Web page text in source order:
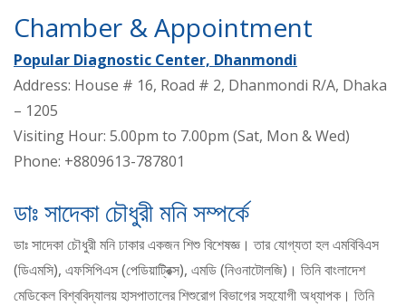
Chamber & Appointment
Popular Diagnostic Center, Dhanmondi
Address: House # 16, Road # 2, Dhanmondi R/A, Dhaka
– 1205
Visiting Hour: 5.00pm to 7.00pm (Sat, Mon & Wed)
Phone: +8809613-787801
ডাঃ সাদেকা চৌধুরী মনি সম্পর্কে
ডাঃ সাদেকা চৌধুরী মনি ঢাকার একজন শিশু বিশেষজ্ঞ। তার যোগ্যতা হল এমবিবিএস
(ডিএমসি), এফসিপিএস (পেডিয়াট্রিক্স), এমডি (নিওনাটোলজি)। তিনি বাংলাদেশ
মেডিকেল বিশ্ববিদ্যালয় হাসপাতালের শিশুরোগ বিভাগের সহযোগী অধ্যাপক। তিনি